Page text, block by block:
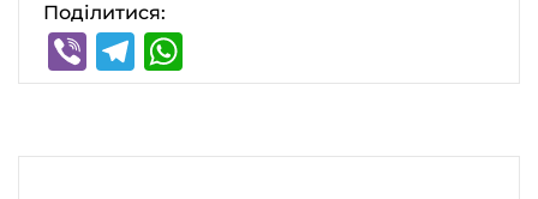
Поділитися:
ViberTelegram